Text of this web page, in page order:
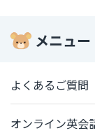
メニュー
よくあるご質問
オンライン英会